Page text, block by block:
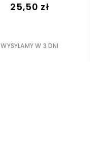
25,50 zł
WYSYŁAMY W 3 DNI